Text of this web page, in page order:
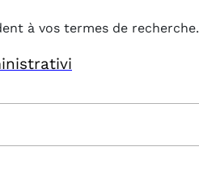
à vos termes de recherche.